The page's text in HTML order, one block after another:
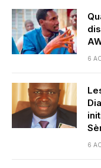
6
6